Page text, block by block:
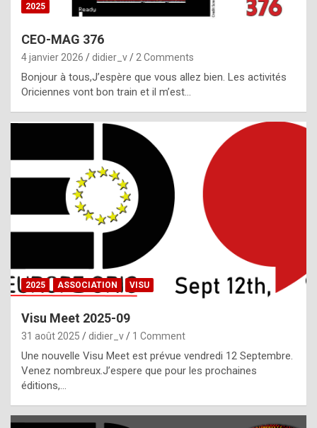
p
e
c
i
l
,
g
h
t
f
2025
CEO-MAG 376
4 janvier 2026 didier_v 2 Comments
Bonjour à tous,J’espère que vous allez bien. Les activités
Oriciennes vont bon train et il m’est…
2025 ASSOCIATION VISU
Visu Meet 2025-09
31 août 2025 didier_v 1 Comment
Une nouvelle Visu Meet est prévue vendredi 12 Septembre.
Venez nombreux.J’espere que pour les prochaines
éditions,…